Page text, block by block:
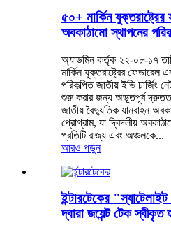
৫০+ মার্কিন
অবকাঠামো স্থাপনের
অ্যাডমিন কর্তৃক ২২-০৮-১৭
মার্কিন যুক্তরাষ্ট্রের ফেডারেল
পরিকল্পিত জাতীয় ইভি চার্জিং
শুরু করার জন্য অভূতপূর্ব
জাতীয় বৈদ্যুতিক যানবাহন
প্রোগ্রাম, যা দ্বিদলীয়
প্রতিটি রাজ্য এবং অঞ্চলকে...
আরও পড়ুন
ইন্টারটেকের
দ্বারা জয়েন্ট টেক স্বীকৃত